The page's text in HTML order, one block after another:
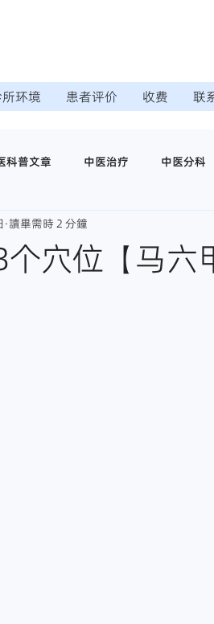
环境 患者评价 收费 联
科普文章 中医治疗 中医分科
养 中医穴位养生
穴位【马六
讀畢需時 2 分鐘